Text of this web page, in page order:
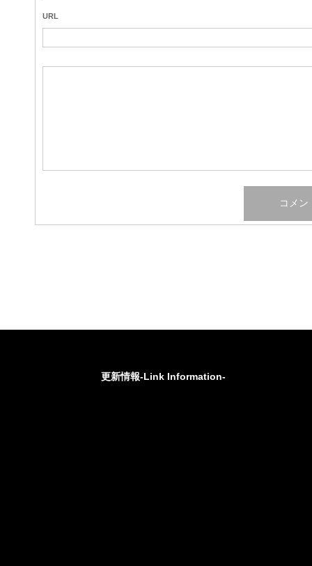
URL
更新情報-Link Information-